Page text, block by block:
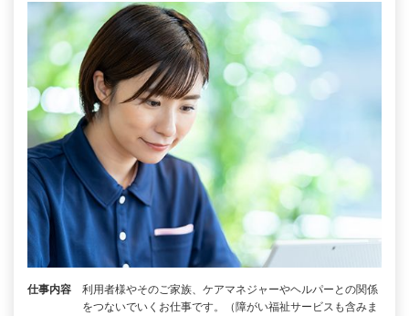
仕事内容
利用者様やそのご家族、ケアマネジャーやヘルパーとの関係
をつないでいくお仕事です。（障がい福祉サービスも含みま